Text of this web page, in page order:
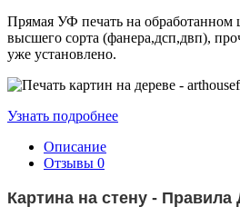
Прямая УФ печать на обработанном
высшего сорта (фанера,дсп,двп),
уже установлено.
Узнать подробнее
Описание
Отзывы 0
Картина на стену - Правила